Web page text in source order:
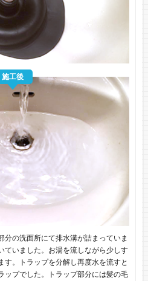
施工後
分の洗面所にて排水溝が詰まっていま
ていました。お湯を流しながら少しす
す。トラップを分解し再度水を流すと
ップでした。トラップ部分には髪の毛